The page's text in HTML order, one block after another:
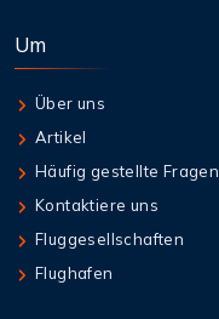
Um
Über uns
Artikel
Häufig gestellte Fragen
Kontaktiere uns
Fluggesellschaften
Flughafen